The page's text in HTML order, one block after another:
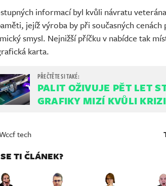
informací byl kvůli návratu
jejíž výroba by při současných
smysl. Nejnižší příčku v nabídce tak
karta.
PALIT OŽIVUJE PĚT LET
GRAFIKY MIZÍ KVŮLI
tech
TI ČLÁNEK?